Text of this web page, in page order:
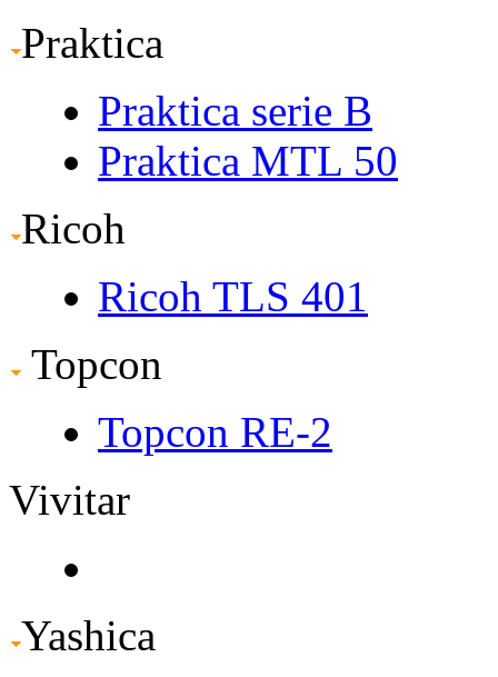
Praktica
Praktica serie B
Praktica MTL 50
Ricoh
Ricoh TLS 401
Topcon
Topcon RE-2
Vivitar
Yashica